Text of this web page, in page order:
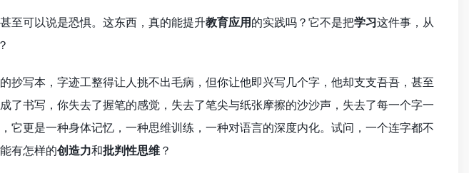
至可以说是恐惧。这东西，真的能提升教育应用 的实践吗？它不是把学习这件事，从
抄写本，字迹工整得让人挑不出毛病，但你让他即兴写几个字，他却支支吾吾，甚至
了书写，你失去了握笔的感觉，失去了笔尖与纸张摩擦的沙沙声，失去了每一个字一
它更是一种身体记忆，一种思维训练，一种对语言的深度内化。试问，一个连字都不
有怎样的创造力和批判性思维 ？